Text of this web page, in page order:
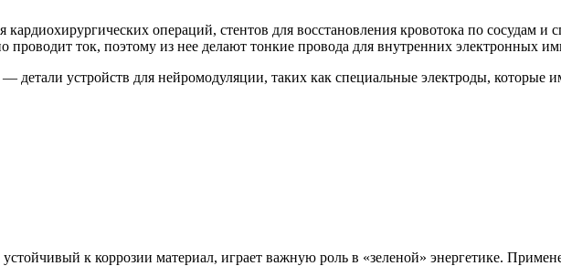
кардиохирургических операций, стентов для восстановления кровотока по сосудам
проводит ток, поэтому из нее делают тонкие провода для внутренних электронных
детали устройств для нейромодуляции, таких как специальные электроды, которые
к коррозии материал, играет важную роль в «зеленой» энергетике.